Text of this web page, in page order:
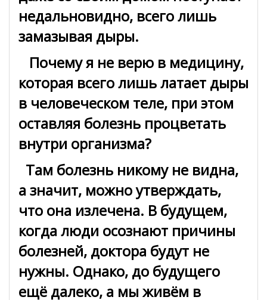
недальновидно, всего лишь
замазывая дыры.
Почему я не верю в медицину,
которая всего лишь латает дыры
в человеческом теле, при этом
оставляя болезнь процветать
внутри организма?
Там болезнь никому не видна,
а значит, можно утверждать,
что она излечена. В будущем,
когда люди осознают причины
болезней, доктора будут не
нужны. Однако, до будущего
ещё далеко, а мы живём в